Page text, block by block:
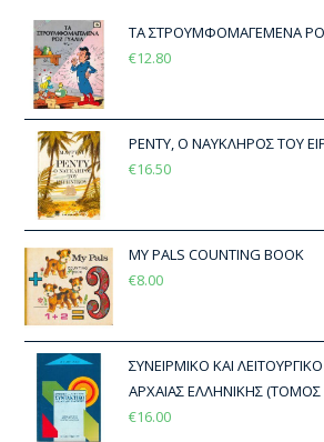
ΤΑ ΣΤΡΟΥΜΦΟΜΑΓΕΜΕΝΑ
€12.80
ΡΕΝΤΥ, Ο ΝΑΥΚΛΗΡΟΣ ΤΟΥ
€16.50
MY PALS COUNTING BOOK
€8.00
ΣΥΝΕΙΡΜΙΚΟ ΚΑΙ
ΑΡΧΑΙΑΣ ΕΛΛΗΝΙΚΗΣ
€16.00